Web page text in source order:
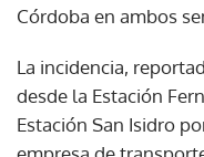
Córdoba en ambos
La incidencia,
desde la Estación
Estación San Isidro